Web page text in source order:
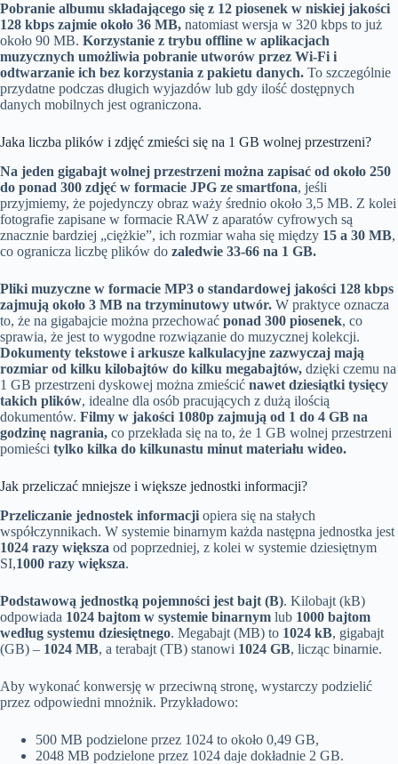
Pobranie albumu składającego się z 12 piosenek w niskiej jakości
128 kbps zajmie około 36 MB, natomiast wersja w 320 kbps to już
około 90 MB. Korzystanie z trybu offline w aplikacjach
muzycznych umożliwia pobranie utworów przez Wi-Fi i
odtwarzanie ich bez korzystania z pakietu danych. To szczególnie
przydatne podczas długich wyjazdów lub gdy ilość dostępnych
danych mobilnych jest ograniczona.
Jaka liczba plików i zdjęć zmieści się na 1 GB wolnej przestrzeni?
Na jeden gigabajt wolnej przestrzeni można zapisać od około 250
do ponad 300 zdjęć w formacie JPG ze smartfona, jeśli
przyjmiemy, że pojedynczy obraz waży średnio około 3,5 MB. Z kolei
fotografie zapisane w formacie RAW z aparatów cyfrowych są
znacznie bardziej „ciężkie”, ich rozmiar waha się między 15 a 30 MB,
co ogranicza liczbę plików do zaledwie 33-66 na 1 GB.
Pliki muzyczne w formacie MP3 o standardowej jakości 128 kbps
zajmują około 3 MB na trzyminutowy utwór. W praktyce oznacza
to, że na gigabajcie można przechować ponad 300 piosenek, co
sprawia, że jest to wygodne rozwiązanie do muzycznej kolekcji.
Dokumenty tekstowe i arkusze kalkulacyjne zazwyczaj mają
rozmiar od kilku kilobajtów do kilku megabajtów, dzięki czemu na
1 GB przestrzeni dyskowej można zmieścić nawet dziesiątki tysięcy
takich plików, idealne dla osób pracujących z dużą ilością
dokumentów. Filmy w jakości 1080p zajmują od 1 do 4 GB na
godzinę nagrania, co przekłada się na to, że 1 GB wolnej przestrzeni
pomieści tylko kilka do kilkunastu minut materiału wideo.
Jak przeliczać mniejsze i większe jednostki informacji?
Przeliczanie jednostek informacji opiera się na stałych
współczynnikach. W systemie binarnym każda następna jednostka jest
1024 razy większa od poprzedniej, z kolei w systemie dziesiętnym
SI,1000 razy większa.
Podstawową jednostką pojemności jest bajt (B). Kilobajt (kB)
odpowiada 1024 bajtom w systemie binarnym lub 1000 bajtom
według systemu dziesiętnego. Megabajt (MB) to 1024 kB, gigabajt
(GB) – 1024 MB, a terabajt (TB) stanowi 1024 GB, licząc binarnie.
Aby wykonać konwersję w przeciwną stronę, wystarczy podzielić
przez odpowiedni mnożnik. Przykładowo:
500 MB podzielone przez 1024 to około 0,49 GB,
2048 MB podzielone przez 1024 daje dokładnie 2 GB.